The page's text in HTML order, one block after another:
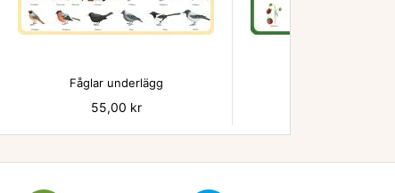

Fåglar underlägg
Pris
55,00 kr